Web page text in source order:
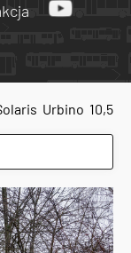
Urbino 10,5